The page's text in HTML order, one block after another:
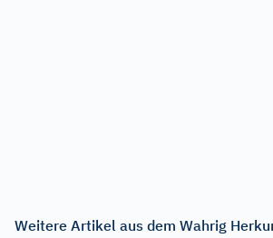
Weitere Artikel aus dem Wahrig